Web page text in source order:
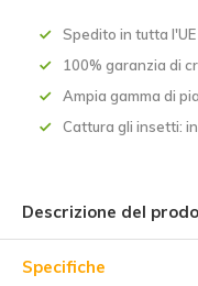
Spedito in tutta l'UE
100% garanzia di
Ampia gamma di
Cattura gli insetti:
Descrizione del
Specifiche